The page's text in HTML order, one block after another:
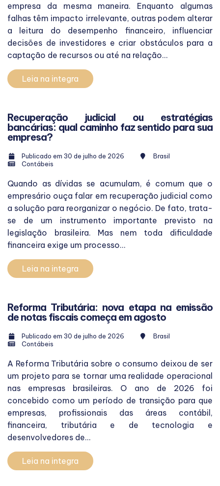
empresa da mesma maneira. Enquanto algumas
falhas têm impacto irrelevante, outras podem alterar
a leitura do desempenho financeiro, influenciar
decisões de investidores e criar obstáculos para a
captação de recursos ou até na relação...
Leia na integra
Recuperação judicial ou estratégias
bancárias: qual caminho faz sentido para sua
empresa?
Publicado em 30 de julho de 2026
Brasil
Contábeis
Quando as dívidas se acumulam, é comum que o
empresário ouça falar em recuperação judicial como
a solução para reorganizar o negócio. De fato, trata-
se de um instrumento importante previsto na
legislação brasileira. Mas nem toda dificuldade
financeira exige um processo...
Leia na integra
Reforma Tributária: nova etapa na emissão
de notas fiscais começa em agosto
Publicado em 30 de julho de 2026
Brasil
Contábeis
A Reforma Tributária sobre o consumo deixou de ser
um projeto para se tornar uma realidade operacional
nas empresas brasileiras. O ano de 2026 foi
concebido como um período de transição para que
empresas, profissionais das áreas contábil,
financeira, tributária e de tecnologia e
desenvolvedores de...
Leia na integra